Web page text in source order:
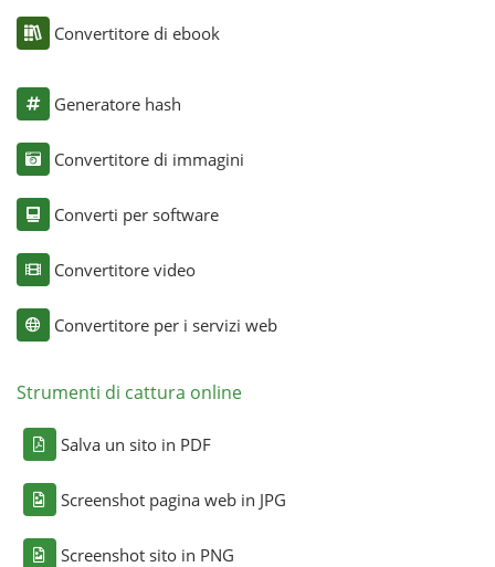
Convertitore di ebook
Generatore hash
Convertitore di immagini
Converti per software
Convertitore video
Convertitore per i servizi web
Strumenti di cattura online
Salva un sito in PDF
Screenshot pagina web in JPG
Screenshot sito in PNG